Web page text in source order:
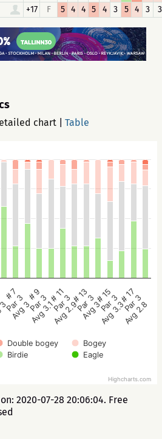
+17 F 5 4 4 5 4 3 5 4 3 3
chart Table
Double bogey
Bogey
Birdie
Eagle
# 7
Par 3
Avg 3
# 9
Par 3
Avg 3.1
# 11
Par 3
Avg 2.9
# 13
Par 3
Avg 3
# 15
Par 3
Avg 3.3
# 17
Par 3
Avg 2.8
Highcharts.com
2020-07-28 20:06:04. Free